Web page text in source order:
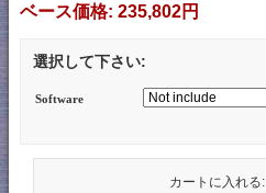
ベース価格: 235,802円
選択して下さい:
Software
カートに入れる: